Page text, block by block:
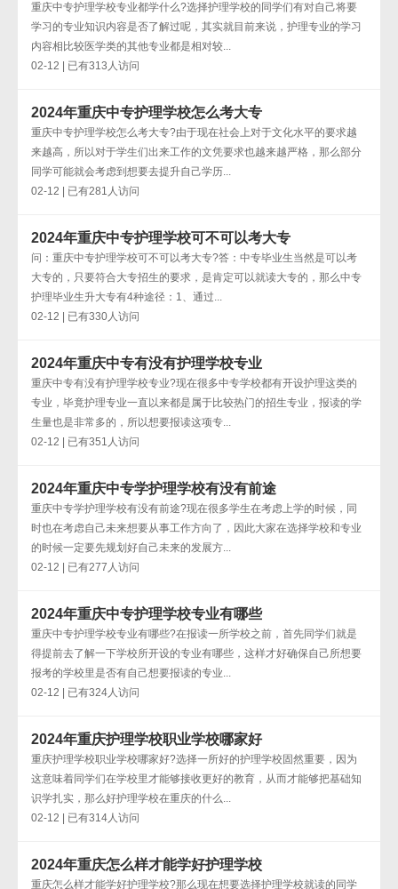
重庆中专护理学校专业都学什么?选择护理学校的同学们有对自己将要
学习的专业知识内容是否了解过呢，其实就目前来说，护理专业的学习
内容相比较医学类的其他专业都是相对较...
02-12 | 已有313人访问
2024年重庆中专护理学校怎么考大专
重庆中专护理学校怎么考大专?由于现在社会上对于文化水平的要求越
来越高，所以对于学生们出来工作的文凭要求也越来越严格，那么部分
同学可能就会考虑到想要去提升自己学历...
02-12 | 已有281人访问
2024年重庆中专护理学校可不可以考大专
问：重庆中专护理学校可不可以考大专?答：中专毕业生当然是可以考
大专的，只要符合大专招生的要求，是肯定可以就读大专的，那么中专
护理毕业生升大专有4种途径：1、通过...
02-12 | 已有330人访问
2024年重庆中专有没有护理学校专业
重庆中专有没有护理学校专业?现在很多中专学校都有开设护理这类的
专业，毕竟护理专业一直以来都是属于比较热门的招生专业，报读的学
生量也是非常多的，所以想要报读这项专...
02-12 | 已有351人访问
2024年重庆中专学护理学校有没有前途
重庆中专学护理学校有没有前途?现在很多学生在考虑上学的时候，同
时也在考虑自己未来想要从事工作方向了，因此大家在选择学校和专业
的时候一定要先规划好自己未来的发展方...
02-12 | 已有277人访问
2024年重庆中专护理学校专业有哪些
重庆中专护理学校专业有哪些?在报读一所学校之前，首先同学们就是
得提前去了解一下学校所开设的专业有哪些，这样才好确保自己所想要
报考的学校里是否有自己想要报读的专业...
02-12 | 已有324人访问
2024年重庆护理学校职业学校哪家好
重庆护理学校职业学校哪家好?选择一所好的护理学校固然重要，因为
这意味着同学们在学校里才能够接收更好的教育，从而才能够把基础知
识学扎实，那么好护理学校在重庆的什么...
02-12 | 已有314人访问
2024年重庆怎么样才能学好护理学校
重庆怎么样才能学好护理学校?那么现在想要选择护理学校就读的同学